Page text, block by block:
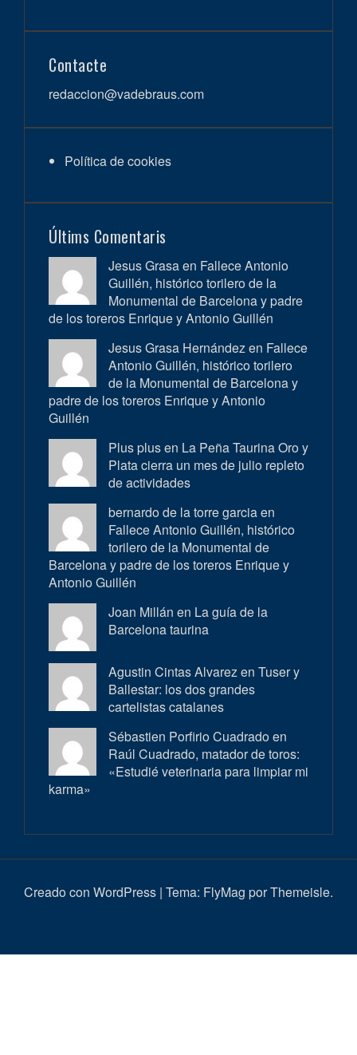
Contacte
redaccion@vadebraus.com
Política de cookies
Últims Comentaris
Jesus Grasa en Fallece Antonio
Guillén, histórico torilero de la
Monumental de Barcelona y padre
de los toreros Enrique y Antonio Guillén
Jesus Grasa Hernández en Fallece
Antonio Guillén, histórico torilero
de la Monumental de Barcelona y
padre de los toreros Enrique y Antonio
Guillén
Plus plus en La Peña Taurina Oro y
Plata cierra un mes de julio repleto
de actividades
bernardo de la torre garcia en
Fallece Antonio Guillén, histórico
torilero de la Monumental de
Barcelona y padre de los toreros Enrique y
Antonio Guillén
Joan Millán en La guía de la
Barcelona taurina
Agustin Cintas Alvarez en Tuser y
Ballestar: los dos grandes
cartelistas catalanes
Sébastien Porfirio Cuadrado en
Raúl Cuadrado, matador de toros:
«Estudié veterinaria para limpiar mi
karma»
Creado con WordPress | Tema: FlyMag por Themeisle.
Tauríd’imatges